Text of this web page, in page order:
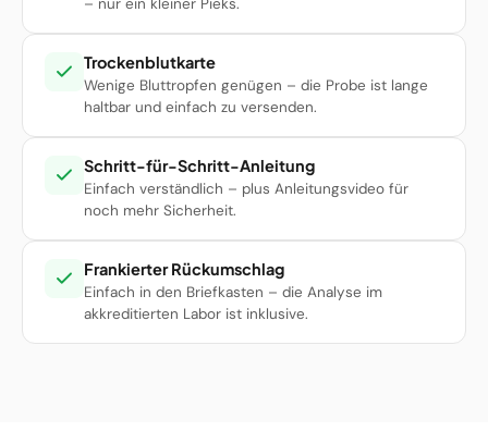
– nur ein kleiner Pieks.
Trockenblutkarte
Wenige Bluttropfen genügen – die Probe ist lange
haltbar und einfach zu versenden.
Schritt-für-Schritt-Anleitung
Einfach verständlich – plus Anleitungsvideo für
noch mehr Sicherheit.
Frankierter Rückumschlag
Einfach in den Briefkasten – die Analyse im
akkreditierten Labor ist inklusive.